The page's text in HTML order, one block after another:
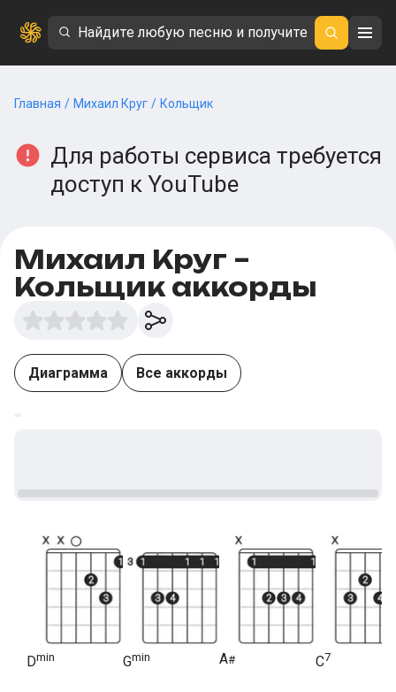
Главная / Михаил Круг / Кольщик
Для работы сервиса требуется
доступ к YouTube
Михаил Круг –
Кольщик аккорды
Диаграмма Все аккорды
Dmin Gmin A# C7